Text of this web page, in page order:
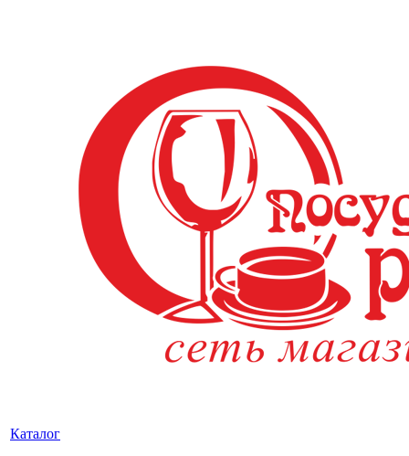
Каталог